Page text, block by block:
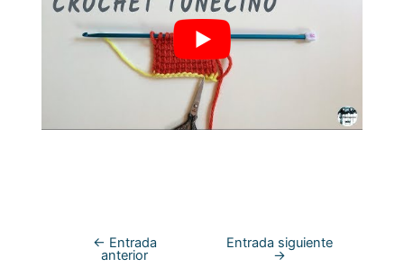
← Entrada
anterior
Entrada siguiente
→